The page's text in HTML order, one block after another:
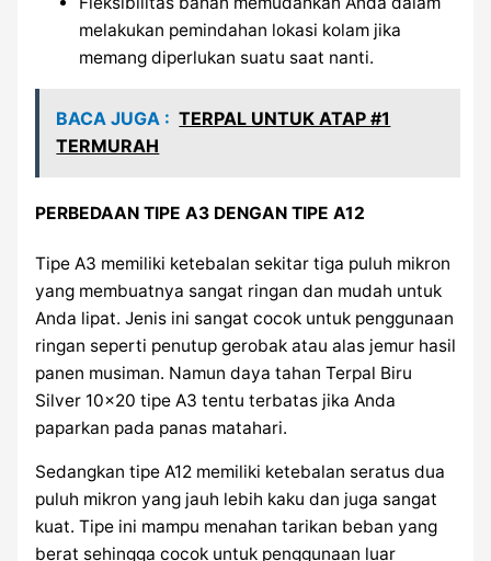
melakukan pemindahan lokasi kolam jika
memang diperlukan suatu saat nanti.
BACA JUGA : TERPAL UNTUK ATAP #1
TERMURAH
PERBEDAAN TIPE A3 DENGAN TIPE A12
Tipe A3 memiliki ketebalan sekitar tiga puluh mikron
yang membuatnya sangat ringan dan mudah untuk
Anda lipat. Jenis ini sangat cocok untuk penggunaan
ringan seperti penutup gerobak atau alas jemur hasil
panen musiman. Namun daya tahan Terpal Biru
Silver 10×20 tipe A3 tentu terbatas jika Anda
paparkan pada panas matahari.
Sedangkan tipe A12 memiliki ketebalan seratus dua
puluh mikron yang jauh lebih kaku dan juga sangat
kuat. Tipe ini mampu menahan tarikan beban yang
berat sehingga cocok untuk penggunaan luar